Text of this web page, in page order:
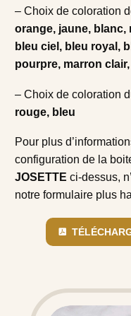
– Choix de coloration
orange, jaune, blanc,
bleu ciel, bleu royal,
pourpre, marron
– Choix de coloration
rouge, bleu
Pour plus
configuration de la
JOSETTE ci-dessus,
notre formulaire plus